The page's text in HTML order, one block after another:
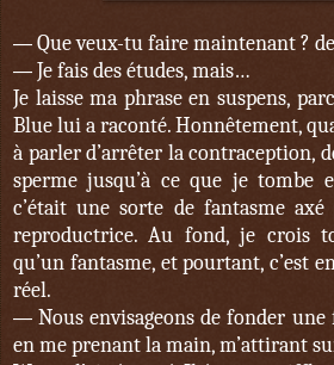
— Que veux-tu faire maintenant ?
— Je fais des études, mais…
Je laisse ma phrase en suspens,
Blue lui a raconté. Honnêtement,
à parler d’arrêter la contraception,
sperme jusqu’à ce que je tombe
c’était une sorte de fantasme
reproductrice. Au fond, je crois
qu’un fantasme, et pourtant, c’est
réel.
—Nous envisageons de fonder
en me prenant la main, m’attirant